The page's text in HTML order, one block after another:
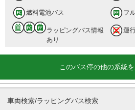
燃料電池バス フ
ラッピングバス情報
あり
運
このバス停の他の系統
車両検索/ラッピングバス検索